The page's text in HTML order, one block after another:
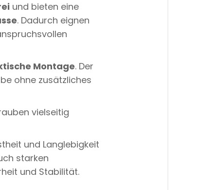
und bieten eine
. Dadurch eignen
Montage. Der
ohne zusätzliches
vielseitig
und Langlebigkeit
starken
und Stabilität.